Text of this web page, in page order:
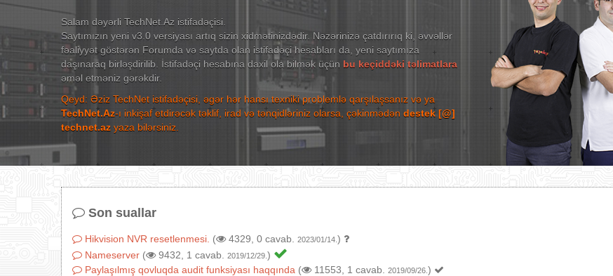
Salam dəyərli TechNet.Az istifadəçisi.
Saytımızın yeni v3.0 versiyası artıq sizin xidmətinizdədir. Nəzərinizə çatdırırıq ki, əvvəllər
fəaliyyət göstərən Forumda və saytda olan istifadəçi hesabları da, yeni saytımıza
daşınaraq birləşdirilib. İstifadəçi hesabına daxil ola bilmək üçün bu keçiddəki təlimatlara
əməl etməniz gərəkdir.
Qeyd: Əziz TechNet istifadəçisi, əgər hər hansı texniki problemlə qarşılaşsanız və ya
TechNet.Az-ı inkişaf etdirəcək təklif, irad və tənqidləriniz olarsa, çəkinmədən destek [@]
technet.az yaza bilərsiniz.
Son suallar
Hikvision NVR resetlenmesi. ( 4329, 0 cavab. 2023/01/14. )
Nameserver ( 9432, 1 cavab. 2019/12/29. )
Paylaşılmış qovluqda audit funksiyası haqqında ( 11553, 1 cavab. 2019/09/26. )